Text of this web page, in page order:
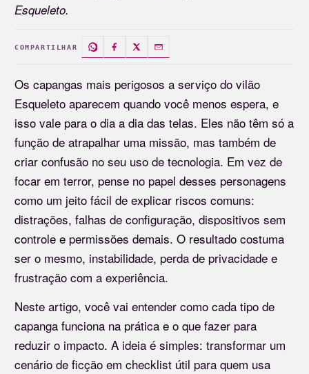
Esqueleto.
COMPARTILHAR
Os capangas mais perigosos a serviço do vilão
Esqueleto aparecem quando você menos espera, e
isso vale para o dia a dia das telas. Eles não têm só a
função de atrapalhar uma missão, mas também de
criar confusão no seu uso de tecnologia. Em vez de
focar em terror, pense no papel desses personagens
como um jeito fácil de explicar riscos comuns:
distrações, falhas de configuração, dispositivos sem
controle e permissões demais. O resultado costuma
ser o mesmo, instabilidade, perda de privacidade e
frustração com a experiência.
Neste artigo, você vai entender como cada tipo de
capanga funciona na prática e o que fazer para
reduzir o impacto. A ideia é simples: transformar um
cenário de ficção em checklist útil para quem usa